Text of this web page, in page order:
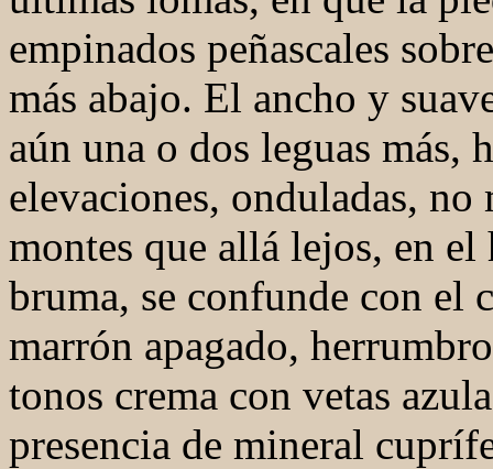
empinados peñascales
más abajo. El ancho y
aún una o dos leguas más,
elevaciones, onduladas,
montes que allá lejos, en
bruma, se confunde con el
marrón apagado,
tonos crema con vetas
presencia de mineral